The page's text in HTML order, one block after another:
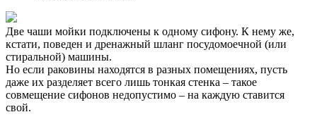
Две чаши мойки подключены к одному сифону. К нему же,
кстати, поведен и дренажный шланг посудомоечной (или
стиральной) машины.
Но если раковины находятся в разных помещениях, пусть
даже их разделяет всего лишь тонкая стенка – такое
совмещение сифонов недопустимо – на каждую ставится
свой.